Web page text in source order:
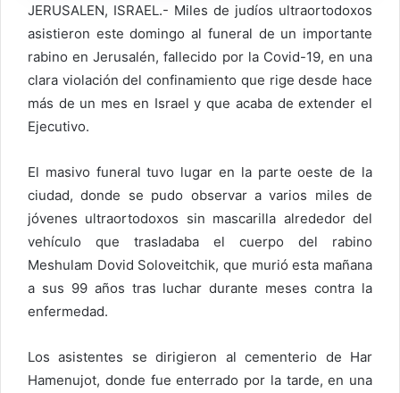
JERUSALEN, ISRAEL.- Miles de judíos ultraortodoxos
asistieron este domingo al funeral de un importante
rabino en Jerusalén, fallecido por la Covid-19, en una
clara violación del confinamiento que rige desde hace
más de un mes en Israel y que acaba de extender el
Ejecutivo.
El masivo funeral tuvo lugar en la parte oeste de la
ciudad, donde se pudo observar a varios miles de
jóvenes ultraortodoxos sin mascarilla alrededor del
vehículo que trasladaba el cuerpo del rabino
Meshulam Dovid Soloveitchik, que murió esta mañana
a sus 99 años tras luchar durante meses contra la
enfermedad.
Los asistentes se dirigieron al cementerio de Har
Hamenujot, donde fue enterrado por la tarde, en una